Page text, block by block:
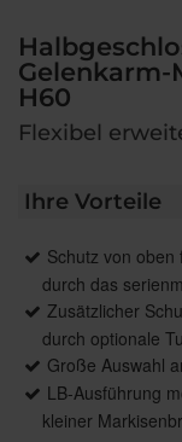
Gelenkarm-
H60
Flexibel
Ihre Vorteile
Schutz von
durch das
Zusätzlicher
durch optionale
Große Auswahl
LB-Ausführung
kleiner